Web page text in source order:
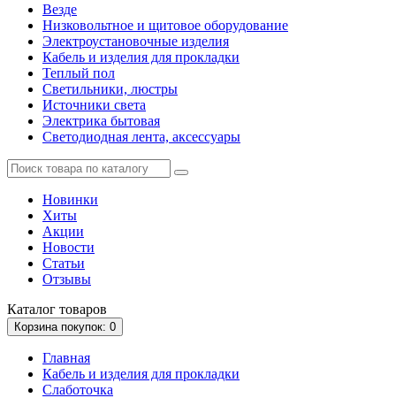
Везде
Низковольтное и щитовое оборудование
Электроустановочные изделия
Кабель и изделия для прокладки
Теплый пол
Светильники, люстры
Источники света
Электрика бытовая
Светодиодная лента, аксессуары
Новинки
Хиты
Акции
Новости
Статьи
Отзывы
Каталог товаров
Корзина покупок: 0
Главная
Кабель и изделия для прокладки
Слаботочка